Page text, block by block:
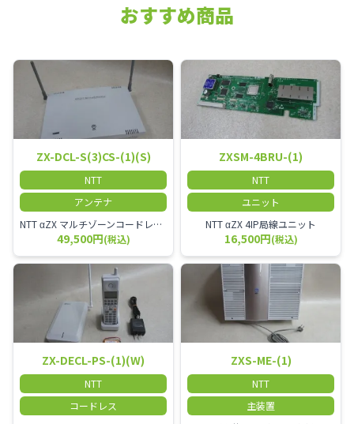
おすすめ商品
ZX-DCL-S(3)CS-(1)(S)
NTT
アンテナ
NTT αZX マルチゾーンコードレススター増設アンテナ
49,500円(税込)
ZXSM-4BRU-(1)
NTT
ユニット
NTT αZX 4IP局線ユニット
16,500円(税込)
ZX-DECL-PS-(1)(W)
NTT
コードレス
ZXS-ME-(1)
NTT
主装置